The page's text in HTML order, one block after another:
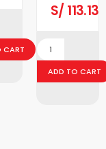
CART
S/ 113.13
ADD TO CART